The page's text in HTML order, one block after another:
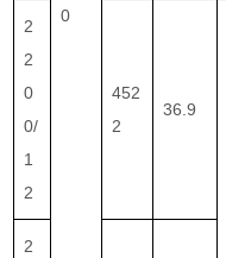
0
2
2
0
0/
1
2
452
2
36.9
2